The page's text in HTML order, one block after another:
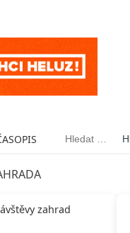
Vyhledávání
zahrad